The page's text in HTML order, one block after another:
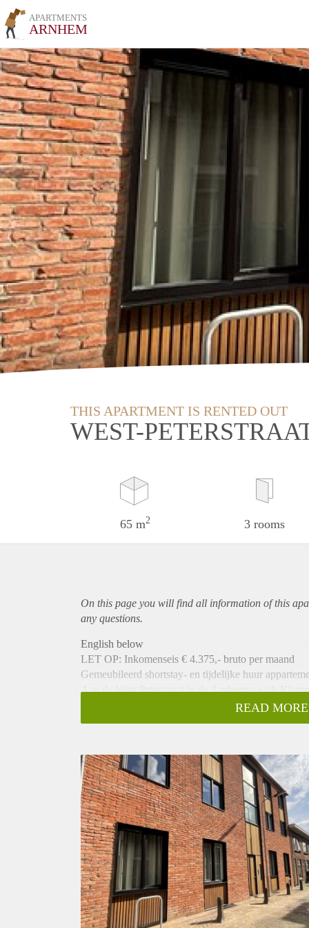
APARTMENTS
ARNHEM
THIS APARTMENT IS RENTED OUT
WEST-
65 m2 3 rooms
On this page you will find all information of this
any questions.
English below
LET OP: Inkomenseis € 4.375,- bruto per maand
Gemeubileerd shortstay- en tijdelijke huur
Aan de West Peterstraat in de Arnhemse wijk
Het appartement bevind zich in een modern
huur (maximaal 24 maanden, indien er voldaan
Indeling en voorzieningen
Het appartement beschikt over een
• Woonkamer met toegang tot een eigen buitenruimte
• Aparte slaapkamer
• Werkkamer
• Open keuken met inbouwapparatuur: vaatwasser,
• Badkamer met modern sanitair
• Privéberging in de kelder, voorzien van elektra en
Voorzieningen en comfort
• Vloerverwarming door de gehele woning
READ